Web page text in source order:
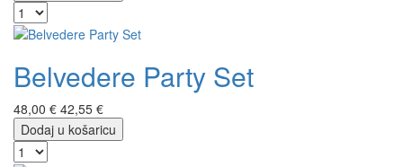
Belvedere Party Set
48,00 € 42,55 €
Dodaj u košaricu